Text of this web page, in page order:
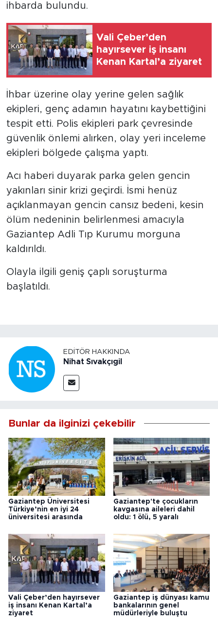
ihbarda bulundu.
Vali Çeber’den
hayırsever iş insanı
Kenan Kartal’a ziyaret
İhbar üzerine olay yerine gelen sağlık
ekipleri, genç adamın hayatını kaybettiğini
tespit etti. Polis ekipleri park çevresinde
güvenlik önlemi alırken, olay yeri inceleme
ekipleri bölgede çalışma yaptı.
Acı haberi duyarak parka gelen gencin
yakınları sinir krizi geçirdi. İsmi henüz
açıklanmayan gencin cansız bedeni, kesin
ölüm nedeninin belirlenmesi amacıyla
Gaziantep Adli Tıp Kurumu morguna
kaldırıldı.
Olayla ilgili geniş çaplı soruşturma
başlatıldı.
EDITÖR HAKKINDA
Nihat Sıvakçıgil
Bunlar da ilginizi çekebilir
Gaziantep Üniversitesi
Türkiye’nin en iyi 24
üniversitesi arasında
Gaziantep'te çocukların
kavgasına aileleri dahil
oldu: 1 ölü, 5 yaralı
Vali Çeber’den hayırsever
iş insanı Kenan Kartal’a
ziyaret
Gaziantep iş dünyası kamu
bankalarının genel
müdürleriyle buluştu